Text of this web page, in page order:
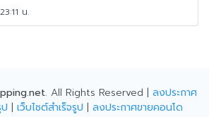
น.
. All Rights Reserved | ลงประกาศ
| เว็บไซต์สำเร็จรูป | ลงประกาศขายคอนโด